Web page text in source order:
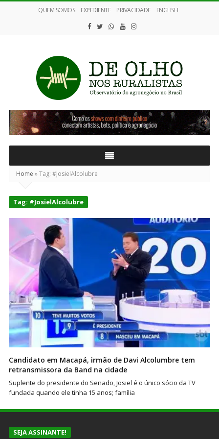
QUEM SOMOS EXPEDIENTE PRIVACIDADE ENGLISH
De
Olho
nos
Home »Tag: #JosielAlcolubre
Tag: #JosielAlcolubre
Candidato em Macapá, irmão de Davi Alcolumbre tem
retransmissora da Band na cidade
Suplente do presidente do Senado, Josiel é o único sócio da TV
fundada quando ele tinha 15 anos; família
SEJA ASSINANTE!